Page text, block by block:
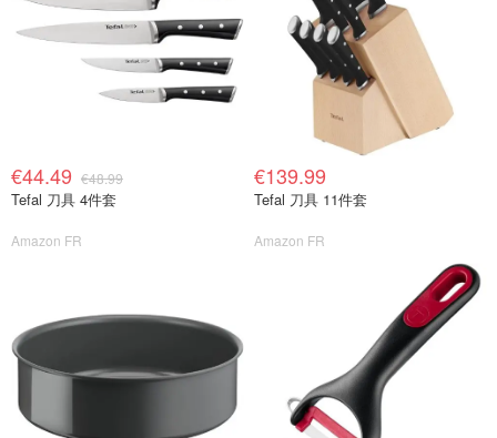
€44.49 €48.99
Tefal 刀具 4件套
Amazon FR
€139.99
Tefal 刀具 11件套
Amazon FR